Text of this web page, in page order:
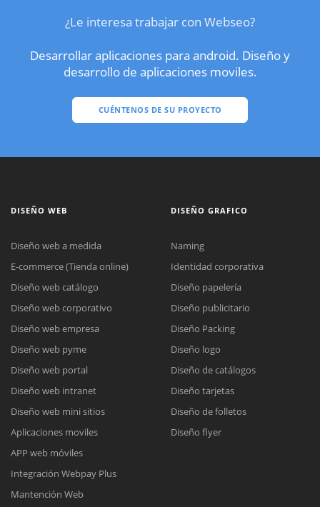
¿Le interesa trabajar con Webseo?
Desarrollar aplicaciones para android. Diseño y
desarrollo de aplicaciones moviles.
CUÉNTENOS DE SU PROYECTO
DISEÑO WEB
Diseño web a medida
E-commerce (Tienda online)
Diseño web catálogo
Diseño web corporativo
Diseño web empresa
Diseño web pyme
Diseño web portal
Diseño web intranet
Diseño web mini sitios
Aplicaciones moviles
APP web móviles
Integración Webpay Plus
Mantención Web
DISEÑO GRAFICO
Naming
Identidad corporativa
Diseño papelería
Diseño publicitario
Diseño Packing
Diseño logo
Diseño de catálogos
Diseño tarjetas
Diseño de folletos
Diseño flyer